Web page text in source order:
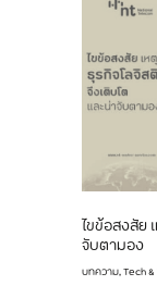
ไขข้อสงสัย
จับตามอง
บทความ,Tech